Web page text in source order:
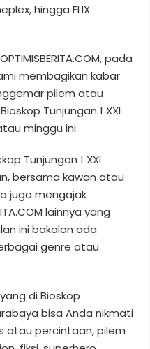
hingga FLIX
pada
membagikan kabar
pilem atau
Tunjungan 1 XXI
minggu ini.
Tunjungan 1 XXI
bersama kawan atau
juga mengajak
lainnya yang
ini bakalan ada
genre atau
di Bioskop
bisa Anda nikmati
atau percintaan, pilem